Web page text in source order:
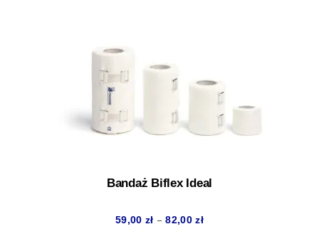
Bandaż Biflex Ideal
59,00 zł – 82,00złZakres